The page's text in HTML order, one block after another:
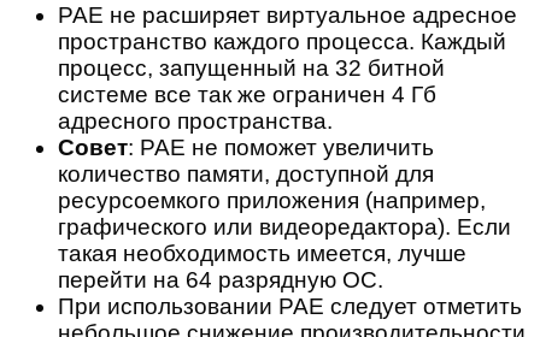
PAE не расширяет виртуальное адресное
пространство каждого процесса. Каждый
процесс, запущенный на 32 битной
системе все так же ограничен 4 Гб
адресного пространства.
Совет: PAE не поможет увеличить
количество памяти, доступной для
ресурсоемкого приложения (например,
графического или видеоредактора). Если
такая необходимость имеется, лучше
перейти на 64 разрядную ОС.
При использовании PAE следует отметить